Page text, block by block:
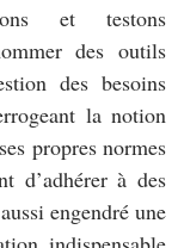
et testons
des outils
des besoins
la notion
propres normes
d’adhérer à des
engendré une